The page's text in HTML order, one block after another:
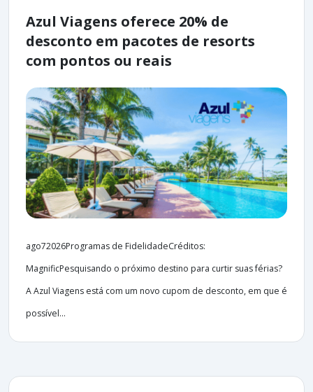
Azul Viagens oferece 20% de
desconto em pacotes de resorts
com pontos ou reais
ago72026Programas de FidelidadeCréditos:
MagnificPesquisando o próximo destino para curtir suas férias?
A Azul Viagens está com um novo cupom de desconto, em que é
possível...